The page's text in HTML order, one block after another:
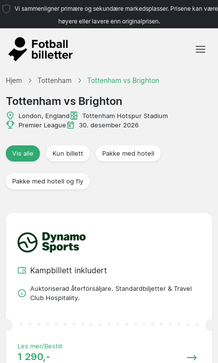
Vi sammenligner primære og sekundære markedsplasser. Prisene kan være
høyere eller lavere enn originalprisen.
Reisebyråer
Hjem Tottenham Tottenham vs Brighton
Tottenham vs Brighton
London, England
Tottenham Hotspur Stadium
Premier League
30. desember 2026
Vis alle Kun billett Pakke med hotell
Pakke med hotell og fly
Kampbillett inkludert
Auktoriserad återförsäljare. Standardbiljetter & Travel
Club Hospitality.
Les mer/Bestill
1 290,-